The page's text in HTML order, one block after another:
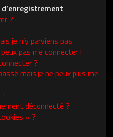
?
je n’y parviens pas !
pas me connecter !
?
mais je ne peux plus me
!
déconnecté ?
» ?